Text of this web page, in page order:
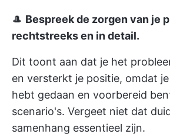
🎩 Bespreek de zorgen van je
rechtstreeks en in detail.
Dit toont aan dat je het
en versterkt je positie, omdat
hebt gedaan en voorbereid
scenario's. Vergeet niet dat
samenhang essentieel zijn.